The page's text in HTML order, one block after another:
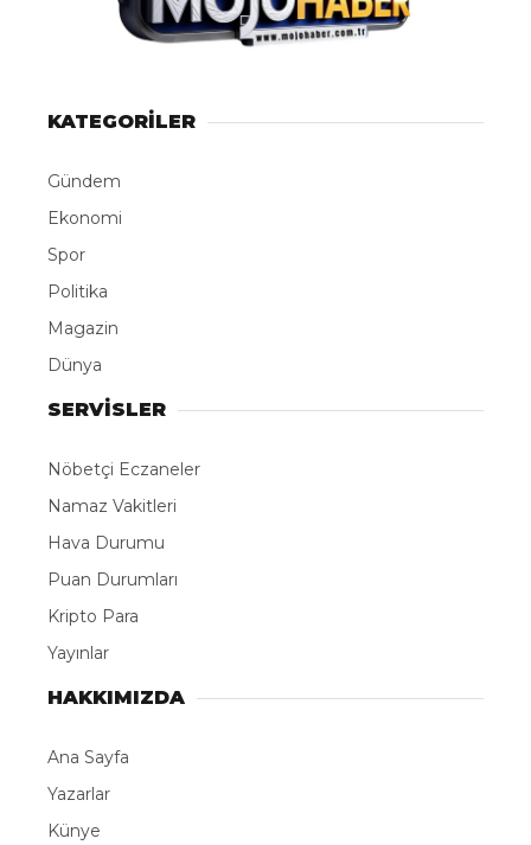
KATEGORİLER
Gündem
Ekonomi
Spor
Politika
Magazin
Dünya
SERVİSLER
Nöbetçi Eczaneler
Namaz Vakitleri
Hava Durumu
Puan Durumları
Kripto Para
Yayınlar
HAKKIMIZDA
Ana Sayfa
Yazarlar
Künye